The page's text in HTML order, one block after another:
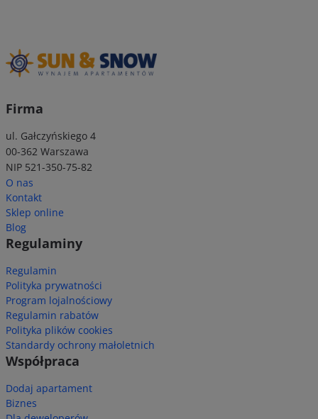
Firma
ul. Gałczyńskiego 4
00-362 Warszawa
NIP 521-350-75-82
O nas
Kontakt
Sklep online
Blog
Regulaminy
Regulamin
Polityka prywatności
Program lojalnościowy
Regulamin rabatów
Polityka plików cookies
Standardy ochrony małoletnich
Współpraca
Dodaj apartament
Biznes